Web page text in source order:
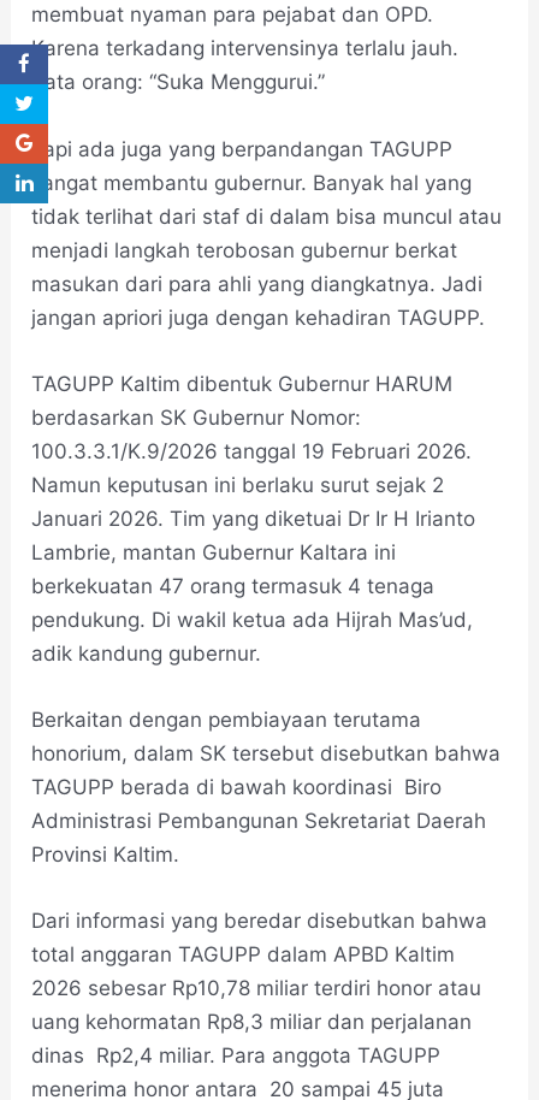
membuat nyaman para pejabat dan OPD.
Karena terkadang intervensinya terlalu jauh.
Kata orang: “Suka Menggurui.”
Tapi ada juga yang berpandangan TAGUPP
sangat membantu gubernur. Banyak hal yang
tidak terlihat dari staf di dalam bisa muncul atau
menjadi langkah terobosan gubernur berkat
masukan dari para ahli yang diangkatnya. Jadi
jangan apriori juga dengan kehadiran TAGUPP.
TAGUPP Kaltim dibentuk Gubernur HARUM
berdasarkan SK Gubernur Nomor:
100.3.3.1/K.9/2026 tanggal 19 Februari 2026.
Namun keputusan ini berlaku surut sejak 2
Januari 2026. Tim yang diketuai Dr Ir H Irianto
Lambrie, mantan Gubernur Kaltara ini
berkekuatan 47 orang termasuk 4 tenaga
pendukung. Di wakil ketua ada Hijrah Mas’ud,
adik kandung gubernur.
Berkaitan dengan pembiayaan terutama
honorium, dalam SK tersebut disebutkan bahwa
TAGUPP berada di bawah koordinasi Biro
Administrasi Pembangunan Sekretariat Daerah
Provinsi Kaltim.
Dari informasi yang beredar disebutkan bahwa
total anggaran TAGUPP dalam APBD Kaltim
2026 sebesar Rp10,78 miliar terdiri honor atau
uang kehormatan Rp8,3 miliar dan perjalanan
dinas Rp2,4 miliar. Para anggota TAGUPP
menerima honor antara 20 sampai 45 juta